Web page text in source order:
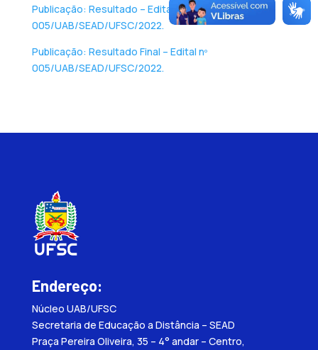
Publicação: Resultado – Edital nº
005/UAB/SEAD/UFSC/2022.
Publicação: Resultado Final – Edital nº
005/UAB/SEAD/UFSC/2022.
Endereço:
Núcleo UAB/UFSC
Secretaria de Educação a Distância – SEAD
Praça Pereira Oliveira, 35 – 4° andar – Centro,